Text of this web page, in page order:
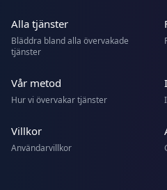
Alla tjänster
Bläddra bland alla övervakade
tjänster
Vår metod
Hur vi övervakar tjänster
Villkor
Användarvillkor